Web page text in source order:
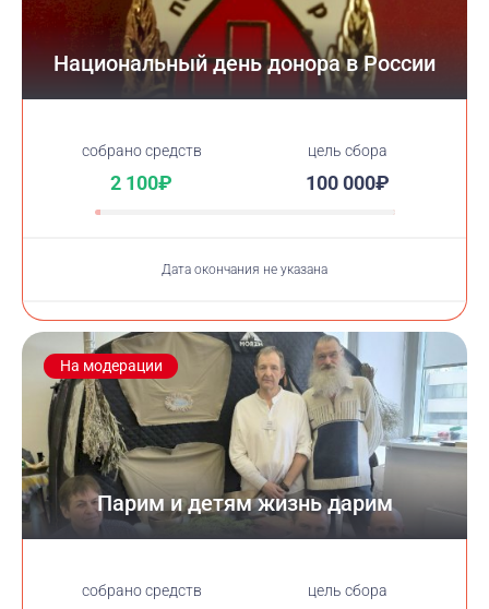
Национальный день донора в России
cобрано средств
2 100₽
цель сбора
100 000₽
Дата окончания не указана
На модерации
Парим и детям жизнь дарим
cобрано средств цель сбора